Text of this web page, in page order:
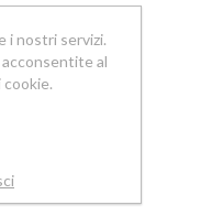
i nostri servizi.
al